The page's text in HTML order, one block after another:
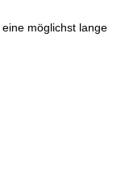
möglichst lange